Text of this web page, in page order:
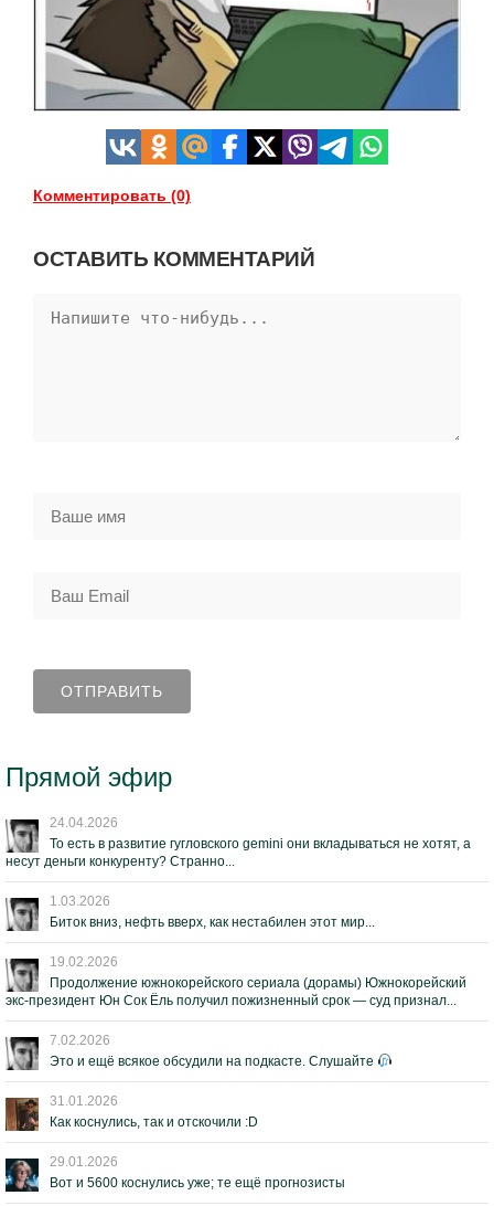
Комментировать (0)
ОСТАВИТЬ КОММЕНТАРИЙ
Прямой эфир
24.04.2026
То есть в развитие гугловского gemini они вкладываться не хотят, а
несут деньги конкуренту? Странно...
1.03.2026
Биток вниз, нефть вверх, как нестабилен этот мир...
19.02.2026
Продолжение южнокорейского сериала (дорамы) Южнокорейский
экс-президент Юн Сок Ёль получил пожизненный срок — суд признал...
7.02.2026
Это и ещё всякое обсудили на подкасте. Слушайте
31.01.2026
Как коснулись, так и отскочили :D
29.01.2026
Вот и 5600 коснулись уже; те ещё прогнозисты